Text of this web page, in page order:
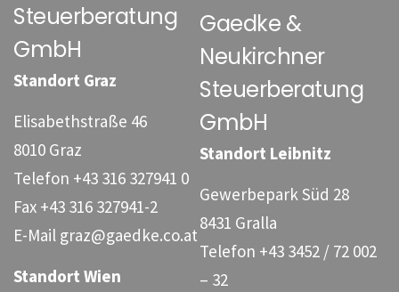
Steuerberatung
GmbH
Standort Graz
Elisabethstraße 46
8010 Graz
Telefon +43 316 327941 0
Fax +43 316 327941-2
E-Mail graz@gaedke.co.at
Standort Wien
Gaedke &
Neukirchner
Steuerberatung
GmbH
Standort Leibnitz
Gewerbepark Süd 28
8431 Gralla
Telefon +43 3452 / 72 002
– 32